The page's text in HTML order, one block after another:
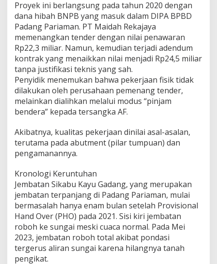
Proyek ini berlangsung pada tahun 2020 dengan
dana hibah BNPB yang masuk dalam DIPA BPBD
Padang Pariaman. PT Maidah Rekajaya
memenangkan tender dengan nilai penawaran
Rp22,3 miliar. Namun, kemudian terjadi adendum
kontrak yang menaikkan nilai menjadi Rp24,5 miliar
tanpa justifikasi teknis yang sah.
Penyidik menemukan bahwa pekerjaan fisik tidak
dilakukan oleh perusahaan pemenang tender,
melainkan dialihkan melalui modus “pinjam
bendera” kepada tersangka AF.
Akibatnya, kualitas pekerjaan dinilai asal-asalan,
terutama pada abutment (pilar tumpuan) dan
pengamanannya.
Kronologi Keruntuhan
Jembatan Sikabu Kayu Gadang, yang merupakan
jembatan terpanjang di Padang Pariaman, mulai
bermasalah hanya enam bulan setelah Provisional
Hand Over (PHO) pada 2021. Sisi kiri jembatan
roboh ke sungai meski cuaca normal. Pada Mei
2023, jembatan roboh total akibat pondasi
tergerus aliran sungai karena hilangnya tanah
pengikat.